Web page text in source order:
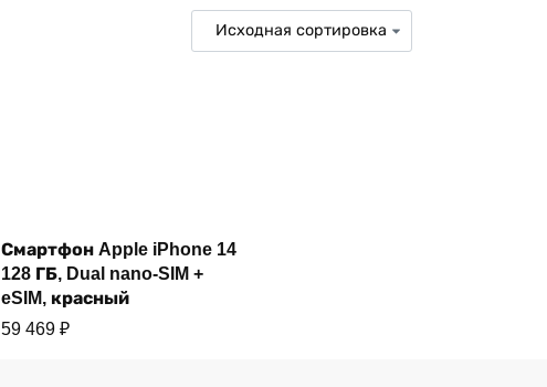
Купить
Смартфон Apple iPhone 14
128 ГБ, Dual nano-SIM +
eSIM, красный
59 469 ₽